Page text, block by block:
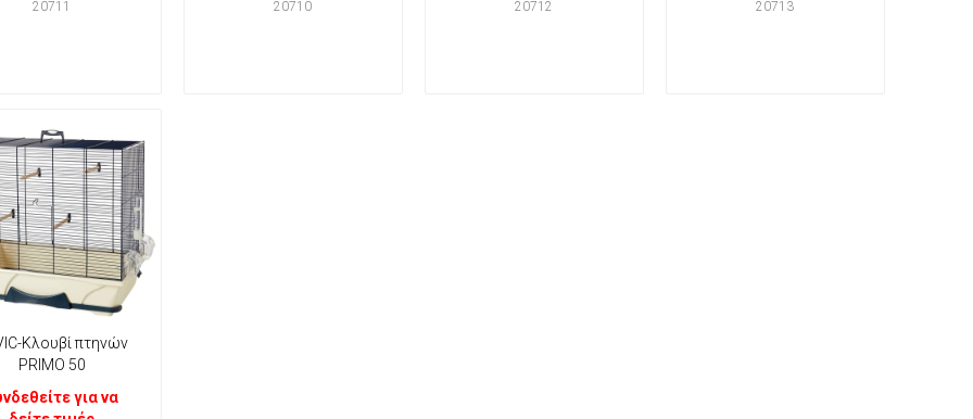
20711 20710 20712 20713
Κλουβί πτηνών
PRIMO 50
για να